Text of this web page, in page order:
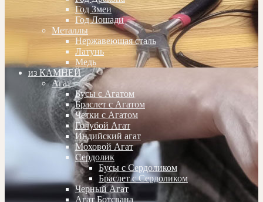
Год Змеи
Год Лошади
Металлы
Нержавеющая сталь
Латунь
Медь
из КАМНЕЙ
Агат
Бусы с Агатом
Браслет с Агатом
Четки с Агатом
Голубой Агат
Индийский агат
Моховой Агат
Сердолик
Бусы с Сердоликом
Браслет с Сердоликом
Черный Агат
Агат Ботсвана